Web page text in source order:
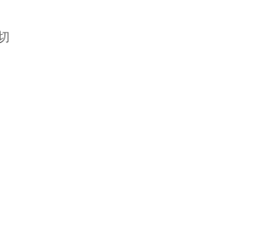
まで染まる場所。
つくる旅を楽しむ人のための宿です。